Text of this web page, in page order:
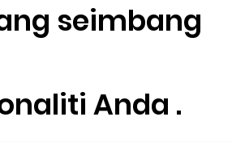
seimbang
Anda .